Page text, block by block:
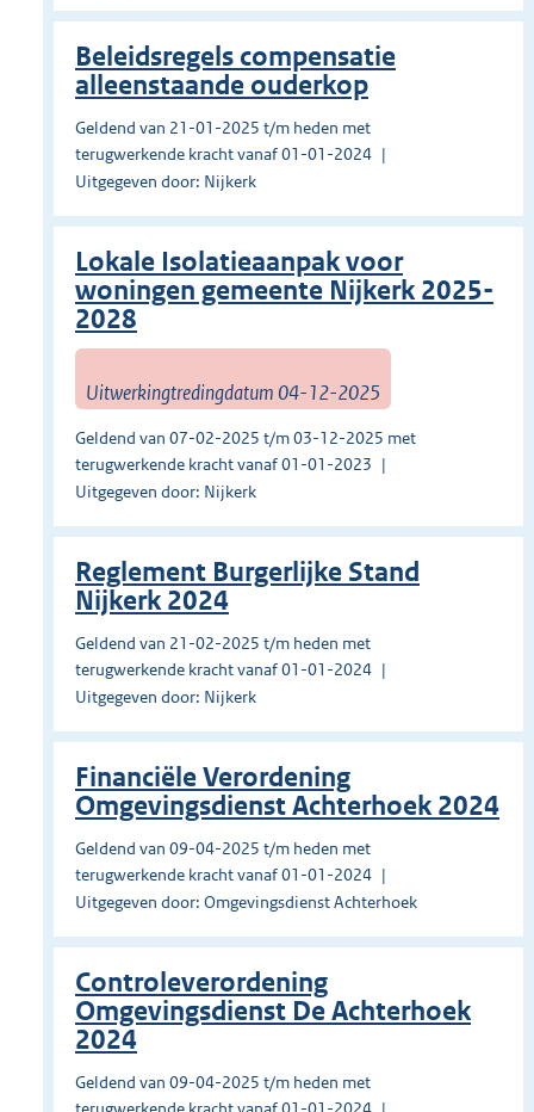
Beleidsregels compensatie
alleenstaande ouderkop
Geldend van 21-01-2025 t/m heden met
terugwerkende kracht vanaf 01-01-2024
Uitgegeven door: Nijkerk
Lokale Isolatieaanpak voor
woningen gemeente Nijkerk 2025-
2028
Uitwerkingtredingdatum 04-12-2025
Geldend van 07-02-2025 t/m 03-12-2025 met
terugwerkende kracht vanaf 01-01-2023
Uitgegeven door: Nijkerk
Reglement Burgerlijke Stand
Nijkerk 2024
Geldend van 21-02-2025 t/m heden met
terugwerkende kracht vanaf 01-01-2024
Uitgegeven door: Nijkerk
Financiële Verordening
Omgevingsdienst Achterhoek 2024
Geldend van 09-04-2025 t/m heden met
terugwerkende kracht vanaf 01-01-2024
Uitgegeven door: Omgevingsdienst Achterhoek
Controleverordening
Omgevingsdienst De Achterhoek
2024
Geldend van 09-04-2025 t/m heden met